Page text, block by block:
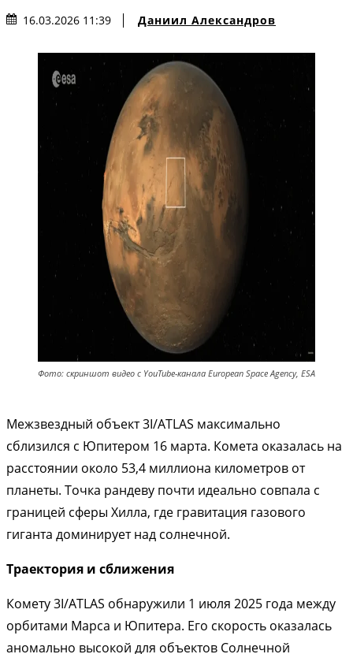
16.03.2026 11:39 Даниил Александров
Фото: скриншот видео с YouTube-канала European Space Agency, ESA
Межзвездный объект 3I/ATLAS максимально
сблизился с Юпитером 16 марта. Комета оказалась на
расстоянии около 53,4 миллиона километров от
планеты. Точка рандеву почти идеально совпала с
границей сферы Хилла, где гравитация газового
гиганта доминирует над солнечной.
Траектория и сближения
Комету 3I/ATLAS обнаружили 1 июля 2025 года между
орбитами Марса и Юпитера. Его скорость оказалась
аномально высокой для объектов Солнечной